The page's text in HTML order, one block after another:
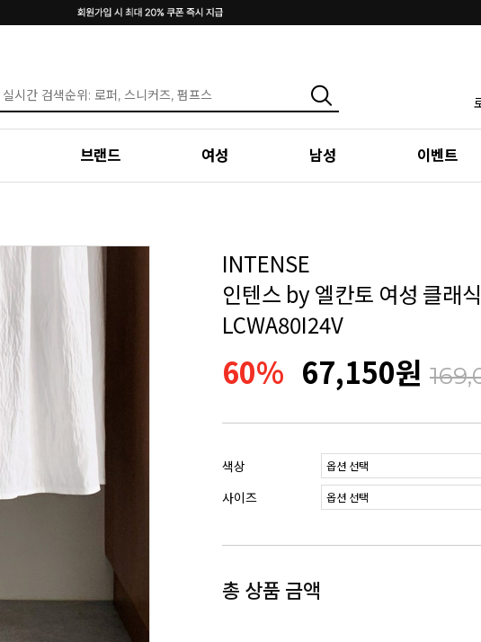
브랜드 여성 남성 이벤트
INTENSE
인텐스 by 엘칸토 여성 클래
LCWA80I24V
60% 67,150원
색상
사이즈
총 상품 금액